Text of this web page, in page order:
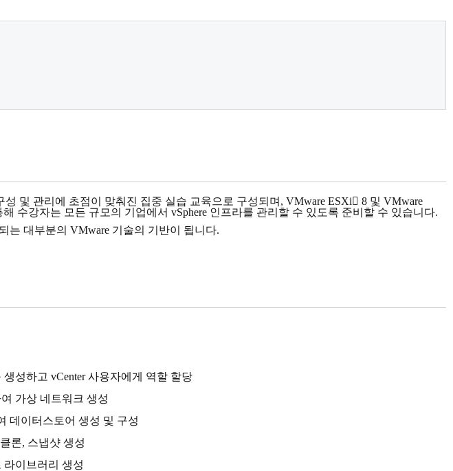
성 및 관리에 초점이 맞춰진 집중 실습 교육으로 구성되며, VMware ESXi 8 및 VMware
수강자는 모든 규모의 기업에서 vSphere 인프라를 관리할 수 있도록 준비할 수 있습니다.
는 대부분의 VMware 기술의 기반이 됩니다.
생성하고 vCenter 사용자에게 역할 할당
가상 네트워크 생성
데이터스토어 생성 및 구성
론, 스냅샷 생성
라이브러리 생성